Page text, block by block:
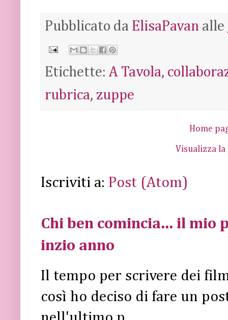
Pubblicato da ElisaPavan alle
Etichette: A Tavola,
rubrica, zuppe
Home
Visualizza
Iscriviti a: Post (Atom)
Chi ben comincia... il
inzio anno
Il tempo per scrivere dei
così ho deciso di fare un